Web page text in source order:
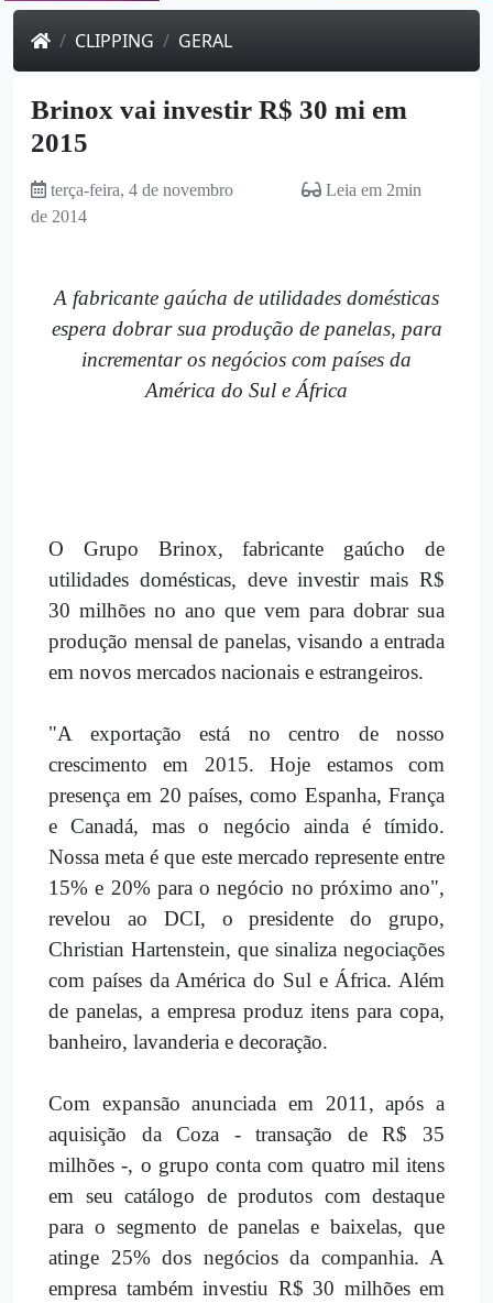
CLIPPING GERAL
Brinox vai investir R$ 30 mi em
2015
terça-feira, 4 de novembro
de 2014
Leia em 2min
A fabricante gaúcha de utilidades domésticas
espera dobrar sua produção de panelas, para
incrementar os negócios com países da
América do Sul e África
O Grupo Brinox, fabricante gaúcho de
utilidades domésticas, deve investir mais R$
30 milhões no ano que vem para dobrar sua
produção mensal de panelas, visando a entrada
em novos mercados nacionais e estrangeiros.
"A exportação está no centro de nosso
crescimento em 2015. Hoje estamos com
presença em 20 países, como Espanha, França
e Canadá, mas o negócio ainda é tímido.
Nossa meta é que este mercado represente entre
15% e 20% para o negócio no próximo ano",
revelou ao DCI, o presidente do grupo,
Christian Hartenstein, que sinaliza negociações
com países da América do Sul e África. Além
de panelas, a empresa produz itens para copa,
banheiro, lavanderia e decoração.
Com expansão anunciada em 2011, após a
aquisição da Coza - transação de R$ 35
milhões -, o grupo conta com quatro mil itens
em seu catálogo de produtos com destaque
para o segmento de panelas e baixelas, que
atinge 25% dos negócios da companhia. A
empresa também investiu R$ 30 milhões em